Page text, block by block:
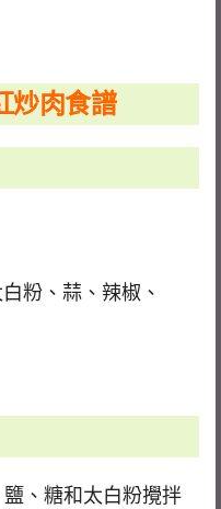
炒肉食譜
粉、蒜、辣椒、
、糖和太白粉攪拌